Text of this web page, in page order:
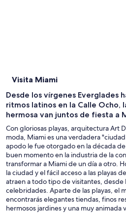
Visita Miami
Desde los vírgenes Everglades
ritmos latinos en la Calle Ocho,
hermosa van juntos de fiesta a
Con gloriosas playas, arquitectura Art
moda, Miami es una verdadera
apodo le fue otorgado en la década
buen momento en la industria de la
transformar a Miami de un día a otro.
la ciudad y el fácil acceso a las playas
atraen a todo tipo de visitantes, desde
celebridades. Aparte de las playas, el
encontrarás elegantes tiendas, finos
hermosos jardines y una muy animada